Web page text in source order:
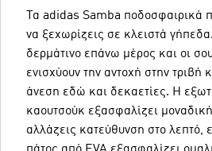
Τα adidas Samba ποδοσφαιρικά
να ξεχωρίζεις σε κλειστά
δερμάτινο επάνω μέρος και οι
ενισχύουν την αντοχή στην τριβή
άνεση εδώ και δεκαετίες. Η
καουτσούκ εξασφαλίζει
αλλάζεις κατεύθυνση στο λεπτό,